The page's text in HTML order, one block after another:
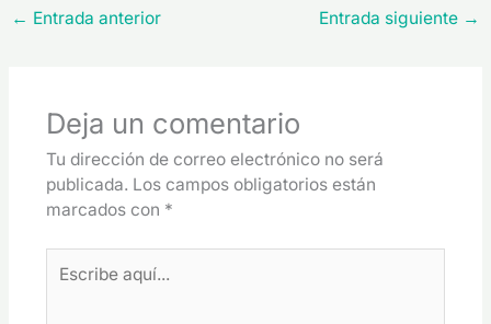
← Entrada anterior Entrada siguiente →
Deja un comentario
Tu dirección de correo electrónico no será
publicada. Los campos obligatorios están
marcados con *
aquí...